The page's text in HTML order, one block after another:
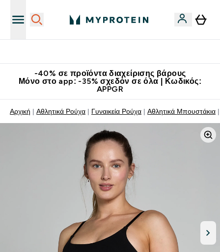
-40% σε προϊόντα διαχείρισης βάρους
Μόνο στο app: -35% σχεδόν σε όλα | Κωδικός:
APPGR
Αρχική Αθλητικά Ρούχα Γυναικεία Ρούχα Αθλητικά Μπουστάκια